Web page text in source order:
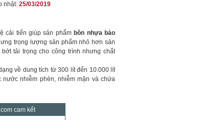
nhật: 25/03/2019
cải tiến giúp sản phẩmbồn nhựa bảo
trọng lượng sản phẩm nhỏ hơn sản
tải trọng cho công trình nhưng chất
về dung tích từ 300 lít đến 10.000 lít
nhiễm phèn, nhiễm mặn và chứa
cam kết